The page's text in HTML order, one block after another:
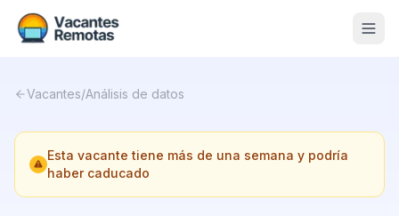
Nosotros
Contacto
Vacantes/Análisis de datos
Esta vacante tiene más de una semana y podría
haber caducado